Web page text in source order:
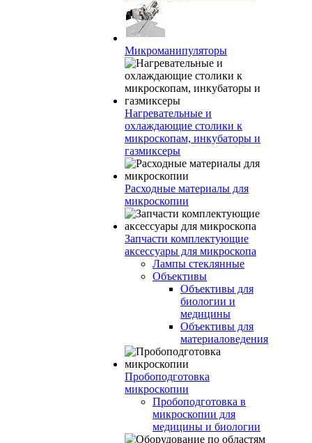
Микроманипуляторы
Нагревательные и
охлаждающие столики к
микроскопам, инкубаторы и
газмиксеры
Расходные материалы для
микроскопии
Запчасти комплектующие
аксессуары для микроскопа
Лампы стеклянные
Объективы
Объективы для
биологии и
медицины
Объективы для
материаловедения
Пробоподготовка
микроскопии
Пробоподготовка в
микроскопии для
медицины и биологии